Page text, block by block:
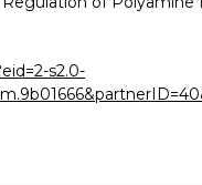
s2.0-